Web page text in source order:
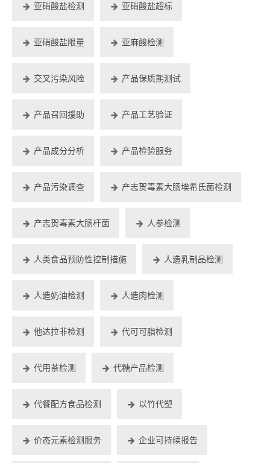
亚硝酸盐检测 亚硝酸盐超标
亚硝酸盐限量 亚麻酸检测
交叉污染风险 产品保质期测试
产品召回援助 产品工艺验证
产品成分分析 产品检验服务
产品污染调查 产志贺毒素大肠埃希氏菌检测
产志贺毒素大肠杆菌 人参检测
人类食品预防性控制措施 人造乳制品检测
人造奶油检测 人造肉检测
他达拉非检测 代可可脂检测
代用茶检测 代糖产品检测
代餐配方食品检测 以竹代塑
价态元素检测服务 企业可持续报告